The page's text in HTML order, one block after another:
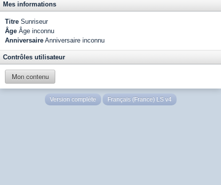
Mes informations
Titre Sunriseur
Âge Âge inconnu
Anniversaire Anniversaire inconnu
Contrôles utilisateur
Mon contenu
Version complète Français (France) LS v4